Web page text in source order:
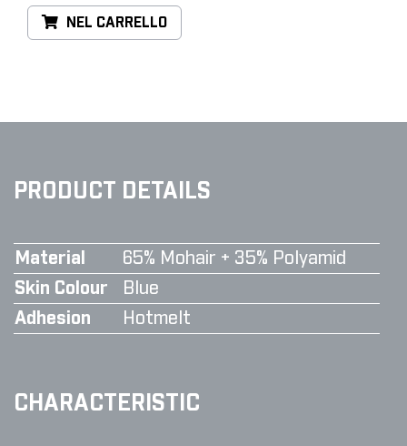
NEL CARRELLO
PRODUCT DETAILS
Material
65% Mohair + 35% Polyamid
Skin Colour
Blue
Adhesion
Hotmelt
CHARACTERISTIC